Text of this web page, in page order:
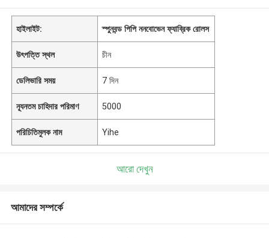
হাইলাইট: স্পুনবন্ড পিপি ননবোভেন ফ্যাব্রিক রোলস
উৎপত্তি স্থল চীন
ডেলিভারি সময় 7 দিন
ন্যূনতম চাহিদার পরিমাণ 5000
পরিচিতিমুলক নাম Yihe
আরো দেখুন
আমাদের সম্পর্কে